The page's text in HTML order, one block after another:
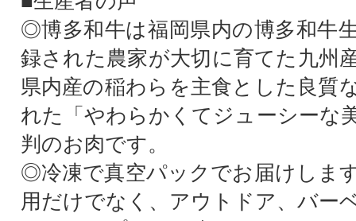
◎博多和牛は福岡県内の博多和牛
録された農家が大切に育てた九州
県内産の稲わらを主食とした良質
れた「やわらかくてジューシーな
判のお肉です。
◎冷凍で真空パックでお届けしま
用だけでなく、アウトドア、バー